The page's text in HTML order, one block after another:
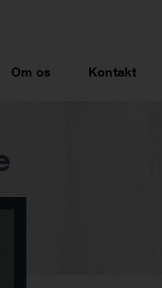
Om os Kontakt